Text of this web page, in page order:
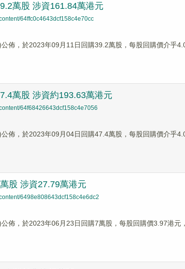
萬股 涉資161.84萬港元
64ffc0c4643dcf158c4e70cc
佈，於2023年09月11日回購39.2萬股，每股回購價介乎
萬股 涉資約193.63萬港元
64f68426643dcf158c4e7056
佈，於2023年09月04日回購47.4萬股，每股回購價介乎
股 涉資27.79萬港元
6498e808643dcf158c4e6dc2
佈，於2023年06月23日回購7萬股，每股回購價3.97港元